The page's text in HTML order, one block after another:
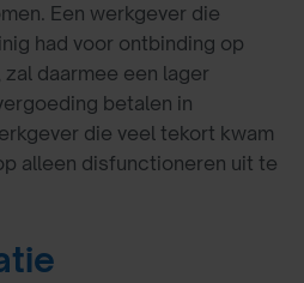
Een werkgever die
had voor ontbinding op
daarmee een lager
betalen in
die veel tekort kwam
alleen disfunctioneren uit te